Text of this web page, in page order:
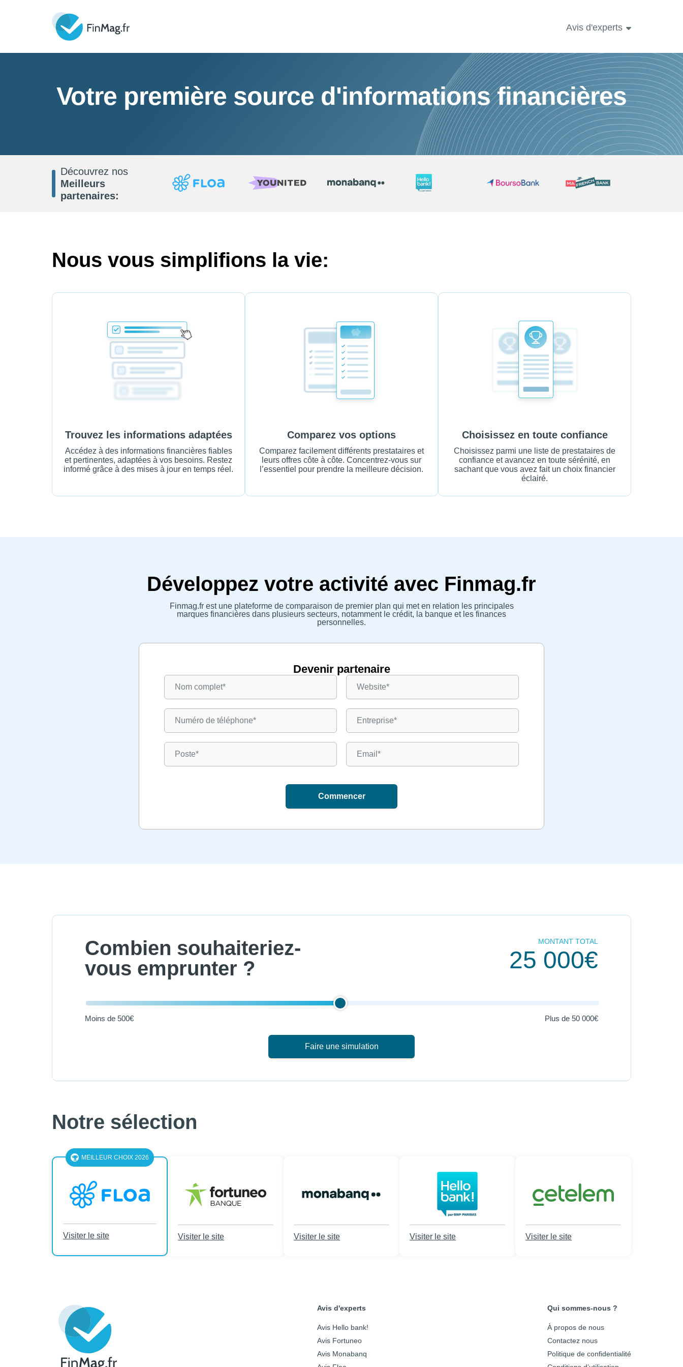
Avis d'experts
Votre première source d'informations financières
Découvrez nos
Meilleurs
partenaires:
Nous vous simplifions la vie:
Trouvez les informations adaptées
Accédez à des informations financières fiables
et pertinentes, adaptées à vos besoins. Restez
informé grâce à des mises à jour en temps réel.
Comparez vos options
Comparez facilement différents prestataires et
leurs offres côte à côte. Concentrez-vous sur
l’essentiel pour prendre la meilleure décision.
Choisissez en toute confiance
Choisissez parmi une liste de prestataires de
confiance et avancez en toute sérénité, en
sachant que vous avez fait un choix financier
éclairé.
Développez votre activité avec Finmag.fr
Finmag.fr est une plateforme de comparaison de premier plan qui met en relation les principales
marques financières dans plusieurs secteurs, notamment le crédit, la banque et les finances
personnelles.
Devenir partenaire
Commencer
Combien souhaiteriez-
vous emprunter ?
MONTANT TOTAL
25 000€
Moins de 500€ Plus de 50 000€
Faire une simulation
Notre sélection
MEILLEUR CHOIX 2026
Visiter le site Visiter le site Visiter le site Visiter le site Visiter le site
Avis d'experts
Avis Hello bank!
Avis Fortuneo
Avis Monabanq
Qui sommes-nous ?
À propos de nous
Contactez nous
Politique de confidentialité